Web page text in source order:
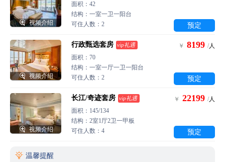
 视频介绍
面积：42
结构：一室一卫一阳台
可住人数：2
预定
 视频介绍
行政甄选套房 vip礼遇
面积：70
结构：一室一厅一卫一阳台
可住人数：2
￥ 8199 /人
预定
 视频介绍
长江/奇迹套房 vip礼遇
面积：145/134
结构：2室1厅2卫一甲板
可住人数：4
￥ 22199 /人
预定
 温馨提醒